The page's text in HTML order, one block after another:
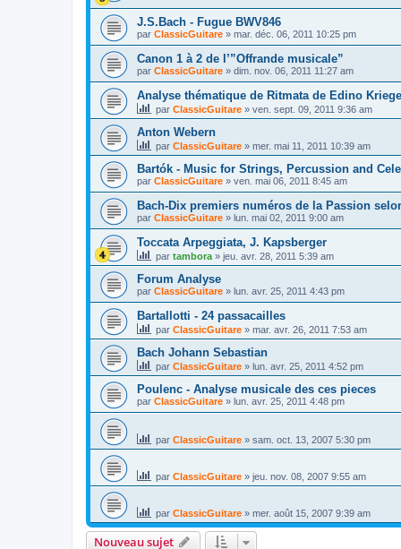
J.S.Bach - Fugue BWV846
par ClassicGuitare » mar. déc. 06, 2011 10:25 pm
Canon 1 à 2 de l’”Offrande musicale”
par ClassicGuitare » dim. nov. 06, 2011 11:27 am
Analyse thématique de Ritmata de Edino
par ClassicGuitare » ven. sept. 09, 2011 9:36 am
Anton Webern
par ClassicGuitare » mer. mai 11, 2011 10:39 am
Bartók - Music for Strings, Percussion and
par ClassicGuitare » ven. mai 06, 2011 8:45 am
Bach-Dix premiers numéros de la Passion
par ClassicGuitare » lun. mai 02, 2011 9:00 am
Toccata Arpeggiata, J. Kapsberger
par tambora » jeu. avr. 28, 2011 5:39 am
Forum Analyse
par ClassicGuitare » lun. avr. 25, 2011 4:43 pm
Bartallotti - 24 passacailles
par ClassicGuitare » mar. avr. 26, 2011 7:53 am
Bach Johann Sebastian
par ClassicGuitare » lun. avr. 25, 2011 4:52 pm
Poulenc - Analyse musicale des ces pieces
par ClassicGuitare » lun. avr. 25, 2011 4:48 pm
par ClassicGuitare » sam. oct. 13, 2007 5:30 pm
par ClassicGuitare » jeu. nov. 08, 2007 9:55 am
par ClassicGuitare » mer. août 15, 2007 9:39 am
Nouveau sujet